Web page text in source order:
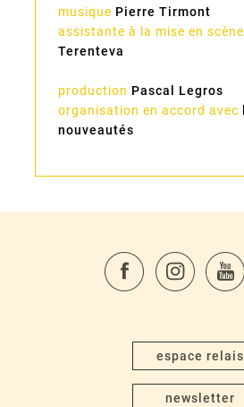
musique Pierre Tirmont
assistante à la mise en scène
Terenteva
production Pascal Legros
organisation en accord avec
nouveautés
espace relais
newsletter